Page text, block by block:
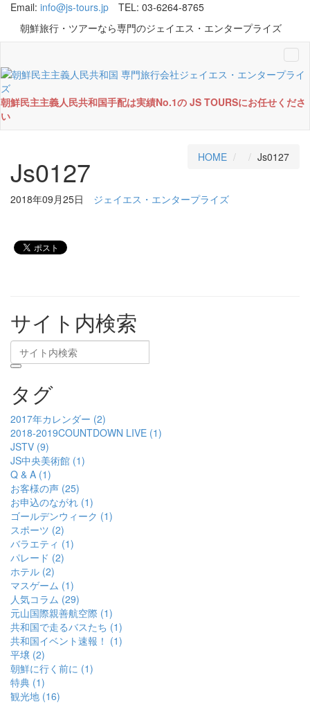
Email: info@js-tours.jp
TEL: 03-6264-8765
朝鮮旅行・ツアーなら専門のジェイエス・エンタープライズ
朝鮮民主主義人民共和国手配は実績No.1の JS TOURSにお任せくださ
い
Js0127 HOME Js0127
2018年09月25日 ジェイエス・エンタープライズ
サイト内検索
タグ
2017年カレンダー (2)
2018-2019COUNTDOWN LIVE (1)
JSTV (9)
JS中央美術館 (1)
Q & A (1)
お客様の声 (25)
お申込のながれ (1)
ゴールデンウィーク (1)
スポーツ (2)
バラエティ (1)
パレード (2)
ホテル (2)
マスゲーム (1)
人気コラム (29)
元山国際親善航空際 (1)
共和国で走るバスたち (1)
共和国イベント速報！ (1)
平壌 (2)
朝鮮に行く前に (1)
特典 (1)
観光地 (16)